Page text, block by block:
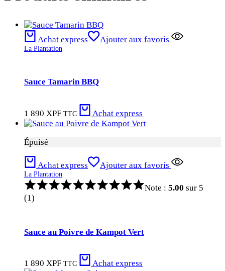
Achat express Ajouter aux favoris
La Plantation
Sauce Tamarin BBQ
1 890 XPF TTC Achat express
Épuisé
Achat express Ajouter aux favoris
La Plantation
Note : 5.00 sur 5
(1)
Sauce au Poivre de Kampot Vert
1 890 XPF TTC Achat express